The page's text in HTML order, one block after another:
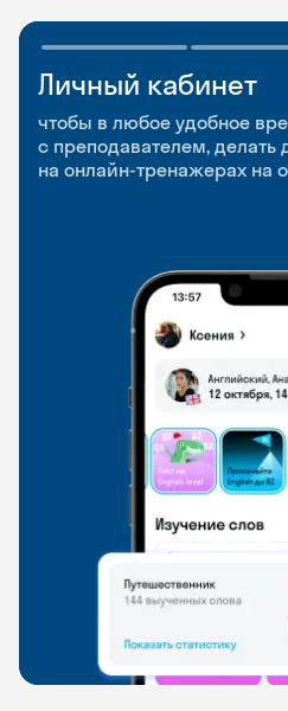
Личный кабинет
чтобы в любое удобное
с преподавателем,
на онлайн-тренажерах на
Мобильное
приложение
чтобы заниматься и
и когда удобно
Разговорные клубы
и Talks
Групповые занятия для
и индивидуальные